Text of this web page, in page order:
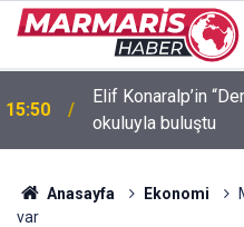
15:47
Akvaryum
kurtarılmasında
Anasayfa Ekonomi
var